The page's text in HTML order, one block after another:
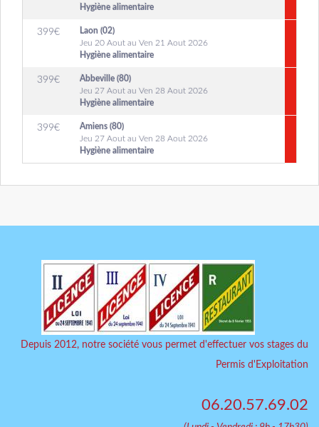
Hygiène alimentaire
399€
Laon (02)
Jeu 20 Aout au Ven 21 Aout 2026
Hygiène alimentaire
399€
Abbeville (80)
Jeu 27 Aout au Ven 28 Aout 2026
Hygiène alimentaire
399€
Amiens (80)
Jeu 27 Aout au Ven 28 Aout 2026
Hygiène alimentaire
Depuis 2012, notre société vous permet d'effectuer vos stages du
Permis d'Exploitation
06.20.57.69.02